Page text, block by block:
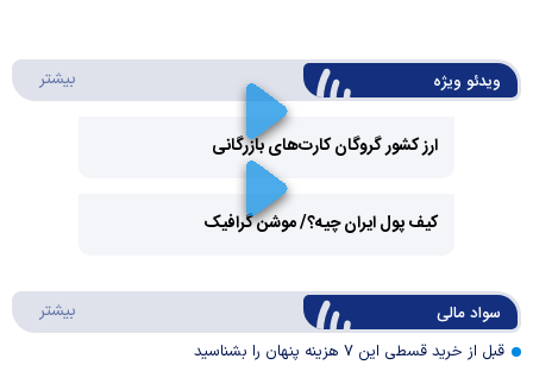
ویدئو ویژه بیشتر
ارز کشور گروگان کارت‌های بازرگانی
Video
کیف پول ایران چیه؟/ موشن گرافیک
سواد مالی بیشتر
قبل از خرید قسطی این ۷ هزینه پنهان را بشناسید